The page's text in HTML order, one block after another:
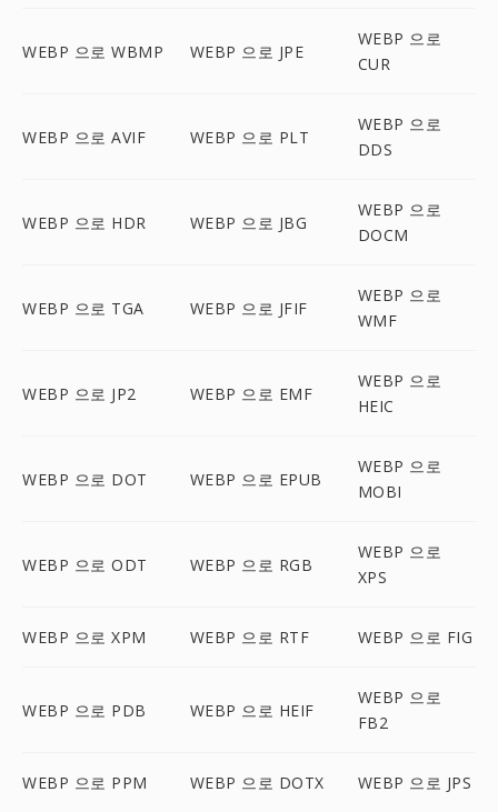
WEBP 으로 WBMP WEBP 으로 JPE
WEBP 으로
CUR
WEBP 으로 AVIF WEBP 으로 PLT
WEBP 으로
DDS
WEBP 으로 HDR WEBP 으로 JBG
WEBP 으로
DOCM
WEBP 으로 TGA WEBP 으로 JFIF
WEBP 으로
WMF
WEBP 으로 JP2 WEBP 으로 EMF
WEBP 으로
HEIC
WEBP 으로 DOT WEBP 으로 EPUB
WEBP 으로
MOBI
WEBP 으로 ODT WEBP 으로 RGB
WEBP 으로
XPS
WEBP 으로 XPM WEBP 으로 RTF WEBP 으로 FIG
WEBP 으로 PDB WEBP 으로 HEIF
WEBP 으로
FB2
WEBP 으로 PPM WEBP 으로 DOTX WEBP 으로 JPS